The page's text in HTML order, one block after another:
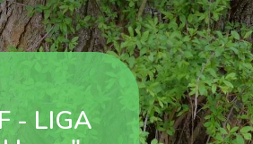
- LIGA